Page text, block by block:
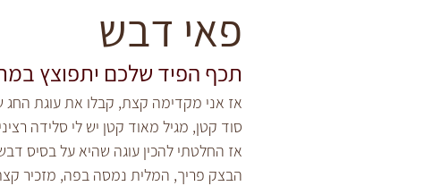
יום העצמאות שבועות
פאי דבש
תכף הפיד שלכם יתפוצץ
אז אני מקדימה קצת, קבלו את עוגת החג
סוד קטן, מגיל מאוד קטן יש לי סלידה
אז החלטתי להכין עוגה שהיא על בסיס
הבצק פריך, המלית נמסה בפה, מזכיר